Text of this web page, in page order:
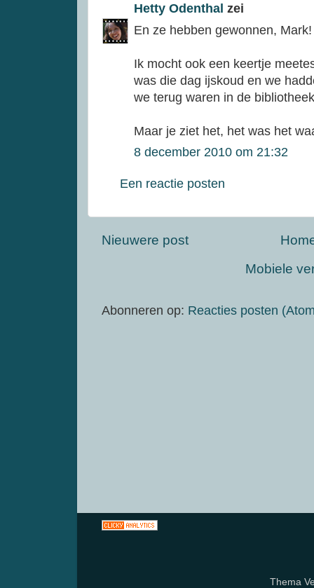
Hetty Odenthal zei
En ze hebben gewonnen, Mark!
Ik mocht ook een keertje
was die dag ijskoud en we
we terug waren in de
Maar je ziet het, het was het
8 december 2010 om 21:32
Een reactie posten
Nieuwere post
Mobiele
Abonneren op: Reacties posten
Thema